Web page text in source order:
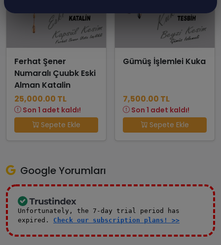
Ferhat Şener
Numaralı Çuubk Eski
Alman Katalin
25,000.00 TL
Son 1 adet kaldı!
Sepete Ekle
Gümüş İşlemlei Kuka
7,500.00 TL
Son 1 adet kaldı!
Sepete Ekle
Google Yorumları
Unfortunately, the 7-day trial period has
expired. Check our subscription plans! >>